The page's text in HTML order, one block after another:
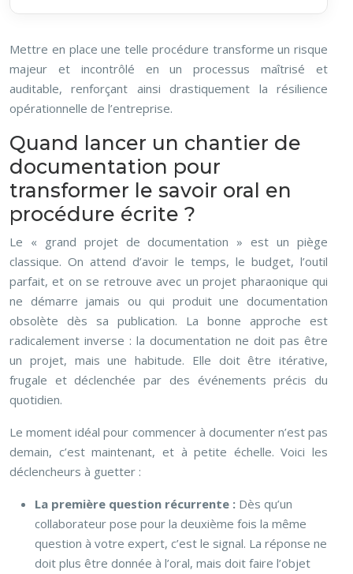
Mettre en place une telle procédure transforme un risque
majeur et incontrôlé en un processus maîtrisé et
auditable, renforçant ainsi drastiquement la résilience
opérationnelle de l’entreprise.
Quand lancer un chantier de
documentation pour
transformer le savoir oral en
procédure écrite ?
Le « grand projet de documentation » est un piège
classique. On attend d’avoir le temps, le budget, l’outil
parfait, et on se retrouve avec un projet pharaonique qui
ne démarre jamais ou qui produit une documentation
obsolète dès sa publication. La bonne approche est
radicalement inverse : la documentation ne doit pas être
un projet, mais une habitude. Elle doit être itérative,
frugale et déclenchée par des événements précis du
quotidien.
Le moment idéal pour commencer à documenter n’est pas
demain, c’est maintenant, et à petite échelle. Voici les
déclencheurs à guetter :
La première question récurrente : Dès qu’un
collaborateur pose pour la deuxième fois la même
question à votre expert, c’est le signal. La réponse ne
doit plus être donnée à l’oral, mais doit faire l’objet